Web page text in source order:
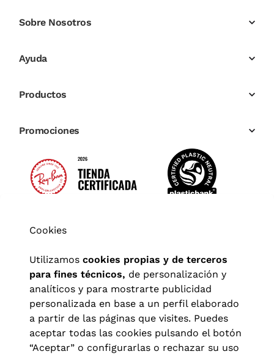
Sobre Nosotros
Ayuda
Productos
Promociones
Cookies
Utilizamos cookies propias y de terceros
para fines técnicos, de personalización y
analíticos y para mostrarte publicidad
personalizada en base a un perfil elaborado
a partir de las páginas que visites. Puedes
aceptar todas las cookies pulsando el botón
“Aceptar” o configurarlas o rechazar su uso